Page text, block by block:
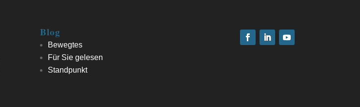
Blog
Bewegtes
Für Sie gelesen
Standpunkt